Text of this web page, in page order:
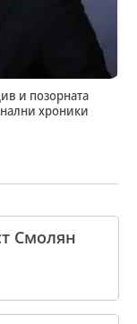
и позорната
хроники
Смолян